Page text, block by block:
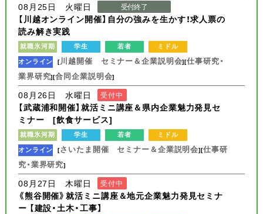
08月25日 火曜日 受付終了
【川越オンライン開催】自分の強みを生かす！求人票の
読み解き実践
就職氷河期 学生 若者
ミドル
オンライン
[川越開催 セミナー＆企業説明会][仕事研究・
業界研究][合同企業説明会]
08月26日 水曜日 受付中
【武蔵浦和開催】就活ミニ講座＆県内企業魅力発見セ
ミナー [飲食サービス]
就職氷河期 学生 若者
ミドル
オンライン
[さいたま開催 セミナー＆企業説明会][仕事研
究・業界研究]
08月27日 木曜日 受付中
《熊谷開催》就活ミニ講座＆地元企業魅力発見セミナ
ー 【建設・土木・工事】